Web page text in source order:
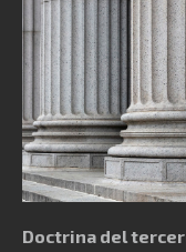
Doctrina del